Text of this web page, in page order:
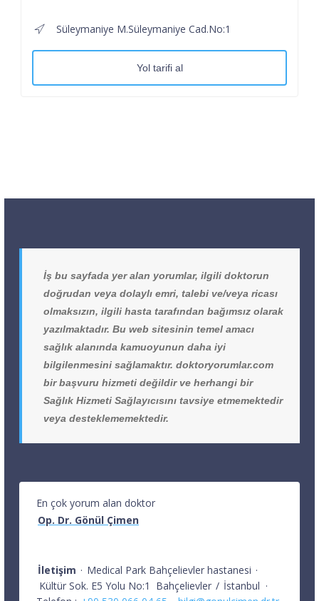
Süleymaniye M.Süleymaniye Cad.No:1
Yol tarifi al
İş bu sayfada yer alan yorumlar, ilgili doktorun
doğrudan veya dolaylı emri, talebi ve/veya ricası
olmaksızın, ilgili hasta tarafından bağımsız olarak
yazılmaktadır. Bu web sitesinin temel amacı
sağlık alanında kamuoyunun daha iyi
bilgilenmesini sağlamaktır. doktoryorumlar.com
bir başvuru hizmeti değildir ve herhangi bir
Sağlık Hizmeti Sağlayıcısını tavsiye etmemektedir
veya desteklememektedir.
En çok yorum alan doktor
Op. Dr. Gönül Çimen
İletişim · Medical Park Bahçelievler hastanesi ·
Kültür Sok. E5 Yolu No:1
Bahçelievler / İstanbul ·